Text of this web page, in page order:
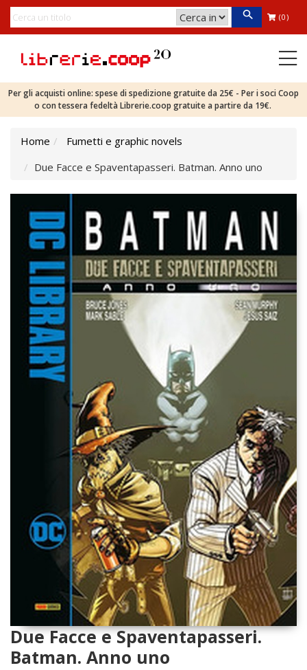
(0)
Per gli acquisti online: spese di spedizione gratuite da 25€ - Per i soci Coop
o con tessera fedeltà Librerie.coop gratuite a partire da 19€.
Home
Fumetti e graphic novels
Due Facce e Spaventapasseri. Batman. Anno uno
Due Facce e Spaventapasseri.
Batman. Anno uno